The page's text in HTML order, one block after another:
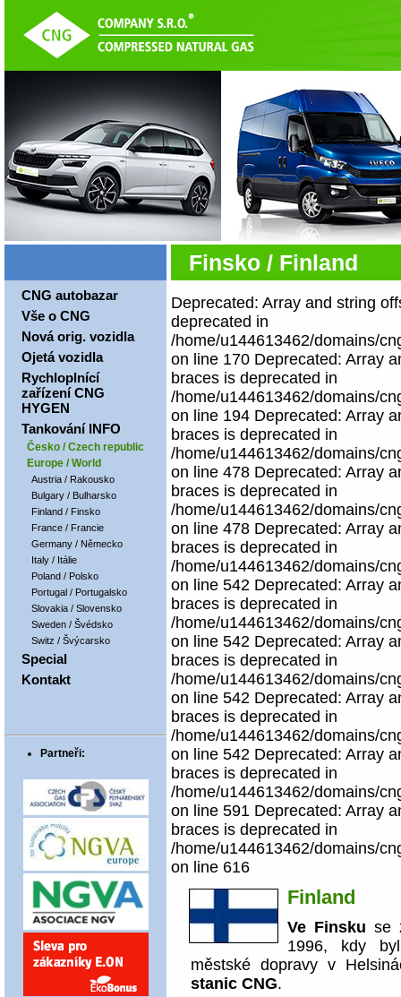
Finsko / Finland
Deprecated: Array and string
deprecated in
/home/u144613462/domains/
on line 170 Deprecated: Array
braces is deprecated in
/home/u144613462/domains/
on line 194 Deprecated: Array
braces is deprecated in
/home/u144613462/domains/
on line 478 Deprecated: Array
braces is deprecated in
/home/u144613462/domains/
on line 478 Deprecated: Array
braces is deprecated in
/home/u144613462/domains/
on line 542 Deprecated: Array
braces is deprecated in
/home/u144613462/domains/
on line 542 Deprecated: Array
braces is deprecated in
/home/u144613462/domains/
on line 542 Deprecated: Array
braces is deprecated in
/home/u144613462/domains/
on line 542 Deprecated: Array
braces is deprecated in
/home/u144613462/domains/
on line 591 Deprecated: Array
braces is deprecated in
/home/u144613462/domains/
on line 616
Finland
Ve Finsku se
1996, kdy
městské dopravy v
stanic CNG.
CNG autobazar
Vše o CNG
Nová orig. vozidla
Ojetá vozidla
Rychloplnící
zařízení CNG
HYGEN
Tankování INFO
Česko / Czech republic
Europe / World
Austria / Rakousko
Bulgary / Bulharsko
Finland / Finsko
France / Francie
Germany / Německo
Italy / Itálie
Poland / Polsko
Portugal / Portugalsko
Slovakia / Slovensko
Sweden / Švédsko
Switz / Švýcarsko
Special
Kontakt
Partneři: